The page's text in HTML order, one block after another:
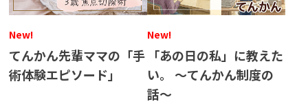
New!
てんかん先輩ママの「手
術体験エピソード」
New!
「あの​日の​私」に​教えた
い。​ 〜てんかん制度の​
話〜